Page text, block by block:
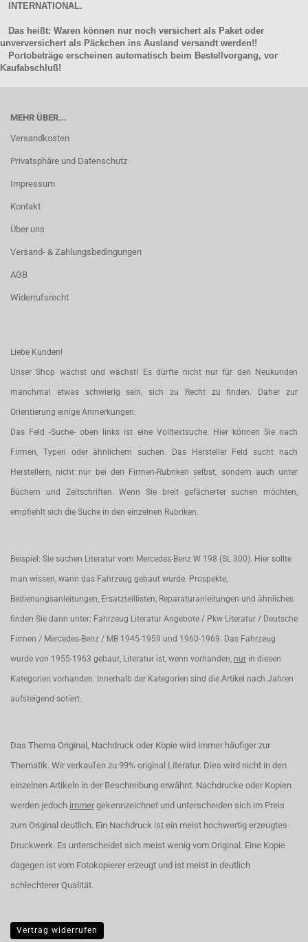
INTERNATIONAL.
Das heißt: Waren können nur noch versichert als Paket oder
unverversichert als Päckchen ins Ausland versandt werden!!
Portobeträge erscheinen automatisch beim Bestellvorgang, vor
Kaufabschluß!
MEHR ÜBER...
Versandkosten
Privatsphäre und Datenschutz
Impressum
Kontakt
Über uns
Versand- & Zahlungsbedingungen
AGB
Widerrufsrecht
Liebe Kunden!
Unser Shop wächst und wächst! Es dürfte nicht nur für den Neukunden
manchmal etwas schwierig sein, sich zu Recht zu finden. Daher zur
Orientierung einige Anmerkungen:
Das Feld -Suche- oben links ist eine Volltextsuche. Hier können Sie nach
Firmen, Typen oder ähnlichem suchen. Das Hersteller Feld sucht nach
Herstellern, nicht nur bei den Firmen-Rubriken selbst, sondern auch unter
Büchern und Zeitschriften. Wenn Sie breit gefächerter suchen möchten,
empfiehlt sich die Suche in den einzelnen Rubriken.
Beispiel: Sie suchen Literatur vom Mercedes-Benz W 198 (SL 300). Hier sollte
man wissen, wann das Fahrzeug gebaut wurde. Prospekte,
Bedienungsanleitungen, Ersatzteillisten, Reparaturanleitungen und ähnliches
finden Sie dann unter: Fahrzeug Literatur Angebote / Pkw Literatur / Deutsche
Firmen / Mercedes-Benz / MB 1945-1959 und 1960-1969. Das Fahrzeug
wurde von 1955-1963 gebaut, Literatur ist, wenn vorhanden, nur in diesen
Kategorien vorhanden. Innerhalb der Kategorien sind die Artikel nach Jahren
aufsteigend sotiert.
Das Thema Original, Nachdruck oder Kopie wird immer häufiger zur
Thematik. Wir verkaufen zu 99% original Literatur. Dies wird nicht in den
einzelnen Artikeln in der Beschreibung erwähnt. Nachdrucke oder Kopien
werden jedoch immer gekennzeichnet und unterscheiden sich im Preis
zum Original deutlich. Ein Nachdruck ist ein meist hochwertig erzeugtes
Druckwerk. Es unterscheidet sich meist wenig vom Original. Eine Kopie
dagegen ist vom Fotokopierer erzeugt und ist meist in deutlich
schlechterer Qualität.
Vertrag widerrufen